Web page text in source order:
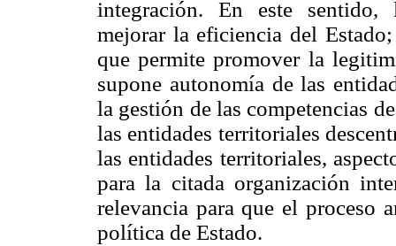
integración. En este sentido,
mejorar la eficiencia del
que permite promover la
supone autonomía de las
la gestión de las competencias
las entidades territoriales
las entidades territoriales,
para la citada organización
relevancia para que el proceso
política de Estado.